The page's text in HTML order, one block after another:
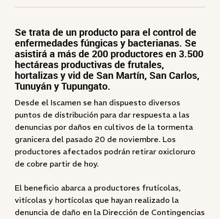
Se trata de un producto para el control de
enfermedades fúngicas y bacterianas. Se
asistirá a más de 200 productores en 3.500
hectáreas productivas de frutales,
hortalizas y vid de San Martín, San Carlos,
Tunuyán y Tupungato.
Desde el Iscamen se han dispuesto diversos
puntos de distribución para dar respuesta a las
denuncias por daños en cultivos de la tormenta
granicera del pasado 20 de noviembre. Los
productores afectados podrán retirar oxicloruro
de cobre partir de hoy.
El beneficio abarca a productores frutícolas,
vitícolas y hortícolas que hayan realizado la
denuncia de daño en la Dirección de Contingencias